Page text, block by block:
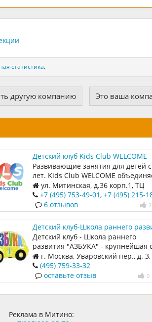
статистика.
другую компанию Это ваша
Детский клуб Kids Club WELCOME
Развивающие занятия для детей
лет. Kids Club WELCOME
детей и любящих родителей,
разделяют наш интерес к
языку.
ул. Митинская, д.36 корп.1, ТЦ
"Ковчег"; 5 этаж, центральный
+7 (495) 753-49-01, +7 (495) 215-
2
6 отзывов
Детский клуб-Школа раннего
Детский клуб - Школа раннего
развития "АЗБУКА" - крупнейшая
детских клубов в Москве и
области.
г. Москва, Уваровский пер., д. 3,
(495) 759-33-32
0
оставьте отзыв
Реклама в Митино: